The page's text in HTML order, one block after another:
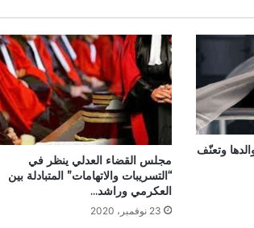
وتعنّف
مجلس القضاء العدلي ينظر في
“التسريبات والاتهامات” المتبادلة بين
العكرمي وراشد…
23 نوفمبر، 2020